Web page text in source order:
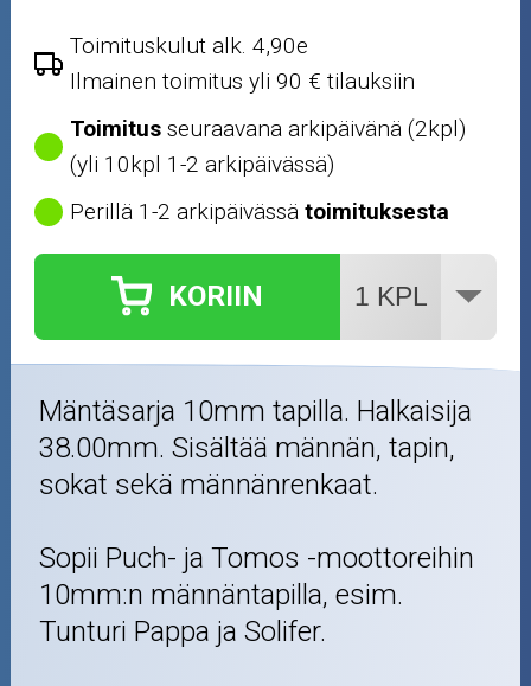
Renkaat ja vanteet
Öljyt ja kemikaalit
Työkalut
Toimituskulut alk. 4,90e
Ilmainen toimitus yli 90 € tilauksiin
Toimitus seuraavana arkipäivänä (2kpl)
(yli 10kpl 1-2 arkipäivässä)
Perillä 1-2 arkipäivässätoimituksesta
KORIIN
Mäntäsarja 10mm tapilla. Halkaisija
38.00mm. Sisältää männän, tapin,
sokat sekä männänrenkaat.
Sopii Puch- ja Tomos -moottoreihin
10mm:n männäntapilla, esim.
Tunturi Pappa ja Solifer.